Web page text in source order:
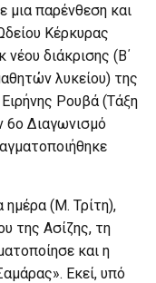
μια παρένθεση και
Κέρκυρας
διάκρισης (Β΄
λυκείου) της
Ρουβά (Τάξη
6ο Διαγωνισμό
ημέρα (Μ. Τρίτη),
της Ασίζης, τη
και η
Εκεί, υπό